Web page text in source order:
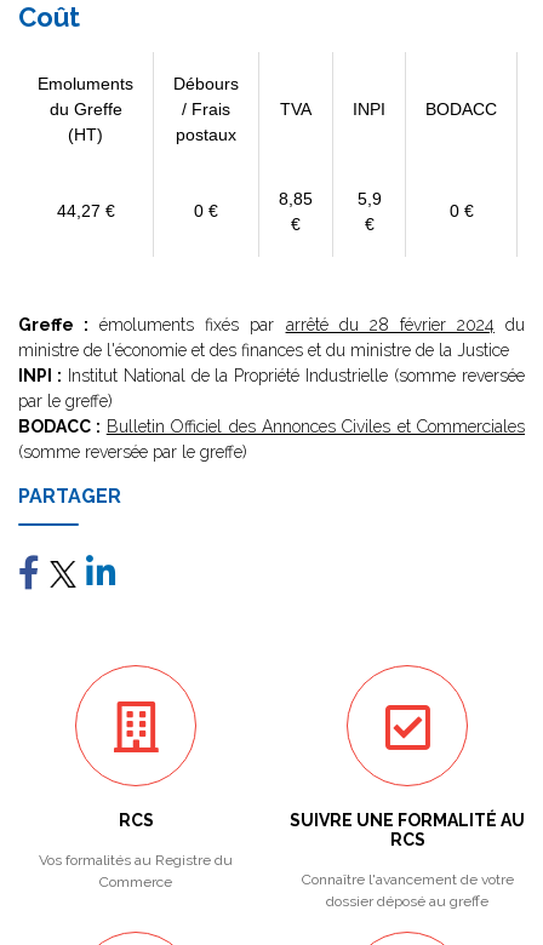
Coût
Emoluments
du Greffe
(HT)
Débours
/ Frais
postaux
TVA INPI BODACC
44,27 € 0 €
8,85
€
5,9
€
0 €
Greffe : émoluments fixés par arrêté du 28 février 2024 du
ministre de l'économie et des finances et du ministre de la Justice
INPI : Institut National de la Propriété Industrielle (somme reversée
par le greffe)
BODACC : Bulletin Officiel des Annonces Civiles et Commerciales
(somme reversée par le greffe)
PARTAGER
RCS
Vos formalités au Registre du
Commerce
SUIVRE UNE FORMALITÉ AU
RCS
Connaître l'avancement de votre
dossier déposé au greffe